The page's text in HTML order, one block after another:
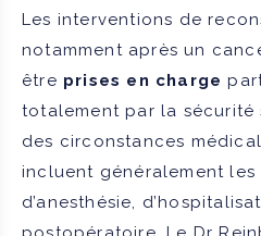
Les interventions de
notamment après un
être prises en charge
totalement par la sécurité
des circonstances
incluent généralement
d’anesthésie,